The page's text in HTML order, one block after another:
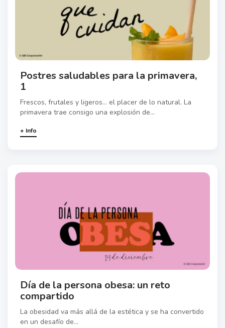
Postres saludables para la primavera,
1
Frescos, frutales y ligeros… el placer de lo natural. La
primavera trae consigo una explosión de...
+ Info
Día de la persona obesa: un reto
compartido
La obesidad va más allá de la estética y se ha convertido
en un desafío de...